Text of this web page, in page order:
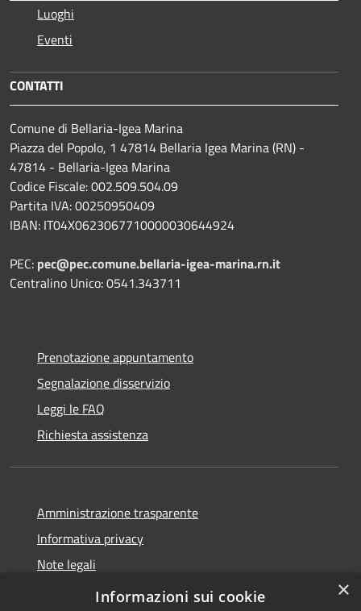
Luoghi
Eventi
CONTATTI
Comune di Bellaria-Igea Marina
Piazza del Popolo, 1 47814 Bellaria Igea Marina (RN) -
47814 - Bellaria-Igea Marina
Codice Fiscale: 002.509.504.09
Partita IVA: 00250950409
IBAN: IT04X0623067710000030644924
PEC: pec@pec.comune.bellaria-igea-marina.rn.it
Centralino Unico: 0541.343711
Prenotazione appuntamento
Segnalazione disservizio
Leggi le FAQ
Richiesta assistenza
Amministrazione trasparente
Informativa privacy
Note legali
Dichiarazione di accessibilità
×
Informazioni sui cookie